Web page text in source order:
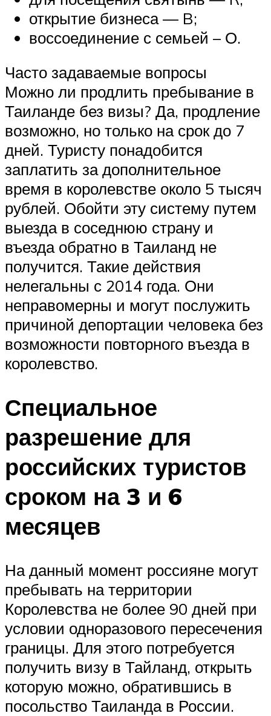
открытие бизнеса — B;
воссоединение с семьей – О.
Часто задаваемые вопросы
Можно ли продлить пребывание в
Таиланде без визы? Да, продление
возможно, но только на срок до 7
дней. Туристу понадобится
заплатить за дополнительное
время в королевстве около 5 тысяч
рублей. Обойти эту систему путем
выезда в соседнюю страну и
въезда обратно в Таиланд не
получится. Такие действия
нелегальны с 2014 года. Они
неправомерны и могут послужить
причиной депортации человека без
возможности повторного въезда в
королевство.
Специальное
разрешение для
российских туристов
сроком на 3 и 6
месяцев
На данный момент россияне могут
пребывать на территории
Королевства не более 90 дней при
условии одноразового пересечения
границы. Для этого потребуется
получить визу в Тайланд, открыть
которую можно, обратившись в
посольство Таиланда в России.